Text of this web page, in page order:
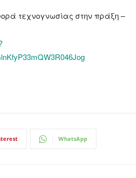
τεχνογνωσίας στην πράξη –
WhatsApp